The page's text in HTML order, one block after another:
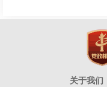
关于我们